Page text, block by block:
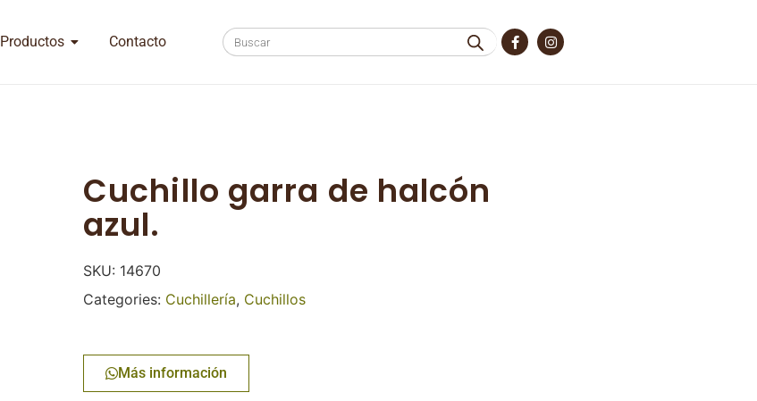
Productos Contacto
Cuchillo garra de halcón
azul.
SKU: 14670
Categories: Cuchillería, Cuchillos
Más información